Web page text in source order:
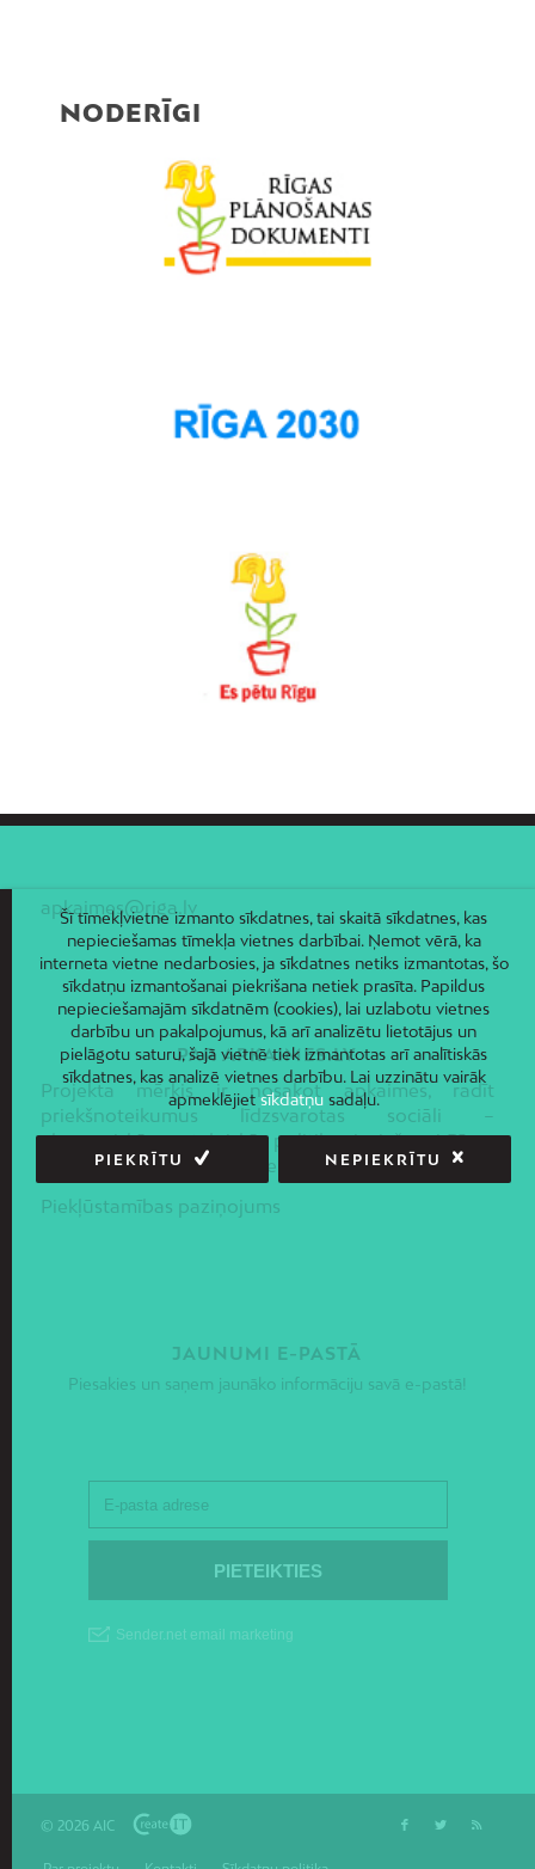
Salas
NODERĪGI
apkaimes@riga.lv
PAR APKAIMES.LV
Projekta mērķis ir nosakot apkaimes, radīt
priekšnoteikumus līdzsvarotas sociāli –
ekonomiskās un telpiskās politikas ieviešanai Rīgas
pilsētas administratīvajā teritorijā.
Piekļūstamības paziņojums
JAUNUMI E-PASTĀ
Piesakies un saņem jaunāko informāciju savā e-pastā!
© 2026 AIC
Šī tīmekļvietne izmanto sīkdatnes, tai skaitā sīkdatnes, kas
nepieciešamas tīmekļa vietnes darbībai. Ņemot vērā, ka
interneta vietne nedarbosies, ja sīkdatnes netiks izmantotas, šo
sīkdatņu izmantošanai piekrišana netiek prasīta. Papildus
nepieciešamajām sīkdatnēm (cookies), lai uzlabotu vietnes
darbību un pakalpojumus, kā arī analizētu lietotājus un
pielāgotu saturu, šajā vietnē tiek izmantotas arī analītiskās
sīkdatnes, kas analizē vietnes darbību. Lai uzzinātu vairāk
apmeklējietsīkdatņusadaļu.
PIEKRĪTU NEPIEKRĪTU